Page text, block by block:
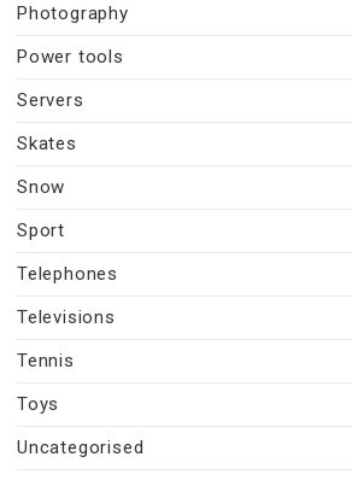
Photography
Power tools
Servers
Skates
Snow
Sport
Telephones
Televisions
Tennis
Toys
Uncategorised